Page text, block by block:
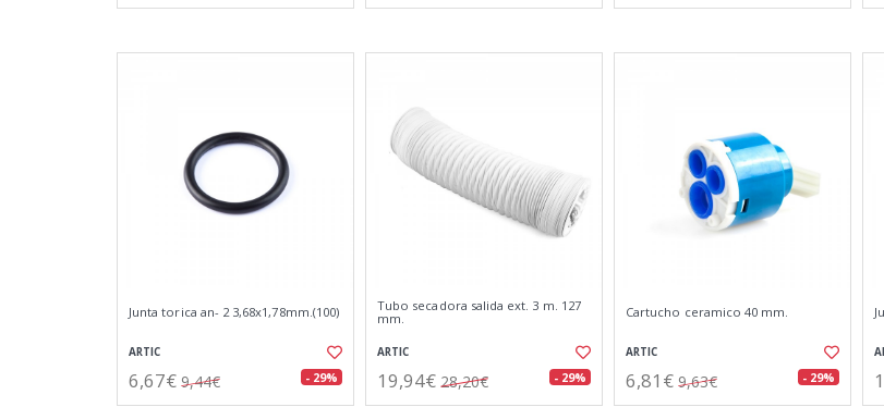
Junta torica an- 2 3,68x1,78mm.(100)
ARTIC
6,67€ 9,44€ - 29%
Tubo secadora salida ext. 3 m. 127
mm.
ARTIC
19,94€ 28,20€ - 29%
Cartucho ceramico 40 mm.
ARTIC
6,81€ 9,63€ - 29%